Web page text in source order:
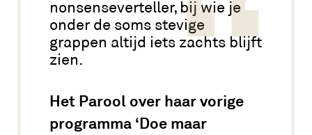
nonsenseverteller, bij wie je
onder de soms stevige
grappen altijd iets zachts blijft
zien.
Het Parool over haar vorige
programma ‘Doe maar